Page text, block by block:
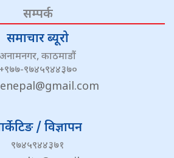
सम्पर्क
समाचार ब्यूरो
अनामनगर, काठमाडौं
+९७७-९७४५९४४३७०
/ विज्ञापन
९७४५९४४३७१